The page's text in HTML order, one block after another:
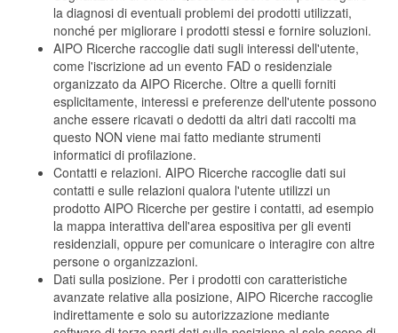
la diagnosi di eventuali problemi dei prodotti utilizzati,
nonché per migliorare i prodotti stessi e fornire soluzioni.
AIPO Ricerche raccoglie dati sugli interessi dell'utente,
come l'iscrizione ad un evento FAD o residenziale
organizzato da AIPO Ricerche. Oltre a quelli forniti
esplicitamente, interessi e preferenze dell'utente possono
anche essere ricavati o dedotti da altri dati raccolti ma
questo NON viene mai fatto mediante strumenti
informatici di profilazione.
Contatti e relazioni. AIPO Ricerche raccoglie dati sui
contatti e sulle relazioni qualora l'utente utilizzi un
prodotto AIPO Ricerche per gestire i contatti, ad esempio
la mappa interattiva dell'area espositiva per gli eventi
residenziali, oppure per comunicare o interagire con altre
persone o organizzazioni.
Dati sulla posizione. Per i prodotti con caratteristiche
avanzate relative alla posizione, AIPO Ricerche raccoglie
indirettamente e solo su autorizzazione mediante